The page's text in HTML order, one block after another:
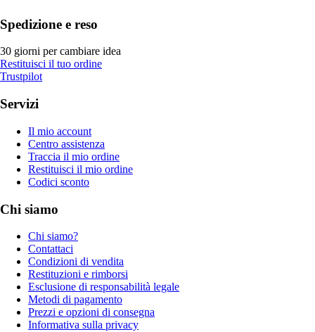
Spedizione e reso
30 giorni per cambiare idea
Restituisci il tuo ordine
Trustpilot
Servizi
Il mio account
Centro assistenza
Traccia il mio ordine
Restituisci il mio ordine
Codici sconto
Chi siamo
Chi siamo?
Contattaci
Condizioni di vendita
Restituzioni e rimborsi
Esclusione di responsabilità legale
Metodi di pagamento
Prezzi e opzioni di consegna
Informativa sulla privacy